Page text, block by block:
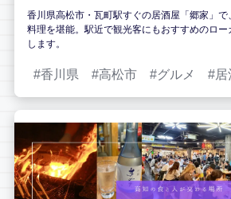
香川県高松市・瓦町駅すぐの居酒屋「郷家」
料理を堪能。駅近で観光客にもおすすめのロ
します。
香川県 高松市 グルメ